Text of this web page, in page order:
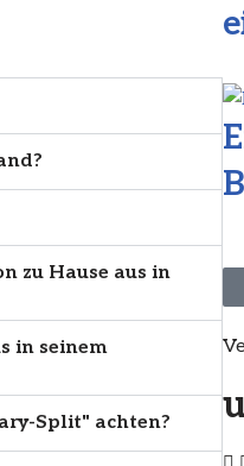
zu Hause aus in
in seinem
Split" achten?